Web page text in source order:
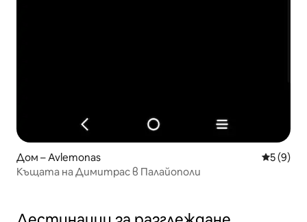
Дом – Avlemonas Средна
5 (9)
Къщата на Димитрас в Палайополи